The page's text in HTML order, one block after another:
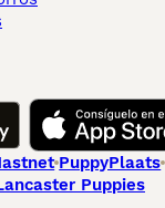
PuppyPlaats
Puppies